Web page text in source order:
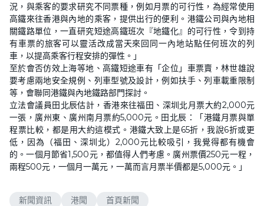
況，與乘客的要求研究不同票種，例如月票的可行性，為經常使用
高鐵來往香港與內地的乘客，提供出行的便利。港鐵公司與內地相
關鐵路單位，一直研究短途高鐵班次『地鐵化』的可行性，令到持
有車票的旅客可以靈活改成當天來回同一內地站點任何班次的列
車，以提高乘客行程安排的彈性。」
至於會否仿效上海等地、高鐵短途車有「企位」車票賣，林世雄說
要考慮兩地安全規例、列車型號及設計，例如扶手、列車載重限制
等，會聯同港鐵與內地鐵路部門探討。
立法會議員田北辰估計，香港來往福田、深圳北月票大約2,000元
一張，廣州東、廣州南月票約5,000元。田北辰：「港鐵月票與單
程票比較，都是用大約這模式。港鐵大致上是65折，我說6折或更
低，因為（福田、深圳北）2,000元比較吸引，我覺得都有機會
的。一個月節省1,500元，都值得人們考慮。廣州票價250元一程，
兩程500元，一個月一萬元，一萬而言月票半價都是5,000元。」
新聞資訊 港聞 首頁新聞